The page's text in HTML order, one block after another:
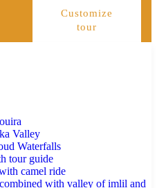
Customize
tour
Valley
Waterfalls
tour guide
camel ride
with valley of imlil and